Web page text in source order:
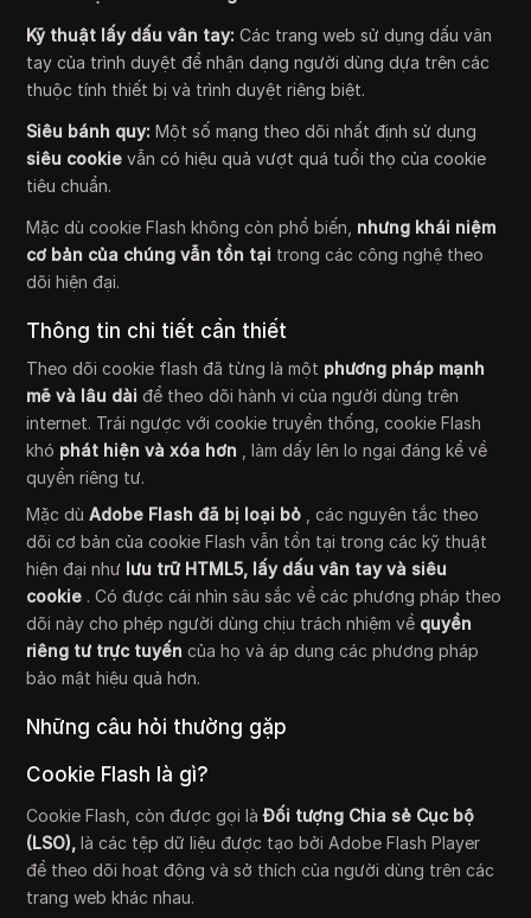
Kỹ thuật lấy dấu vân tay:Các trang web sử dụng dấu vân
tay của trình duyệt để nhận dạng người dùng dựa trên các
thuộc tính thiết bị và trình duyệt riêng biệt.
Siêu bánh quy:Một số mạng theo dõi nhất định sử dụng
siêu cookievẫn có hiệu quả vượt quá tuổi thọ của cookie
tiêu chuẩn.
Mặc dù cookie Flash không còn phổ biến, nhưng khái niệm
cơ bản của chúng vẫn tồn tại trong các công nghệ theo
dõi hiện đại.
Thông tin chi tiết cần thiết
Theo dõi cookie flash đã từng là một phương pháp mạnh
mẽ và lâu dàiđể theo dõi hành vi của người dùng trên
internet. Trái ngược với cookie truyền thống, cookie Flash
khó phát hiện và xóa hơn
, làm dấy lên lo ngại đáng kể về
quyền riêng tư.
Mặc dùAdobe Flash đã bị loại bỏ
, các nguyên tắc theo
dõi cơ bản của cookie Flash vẫn tồn tại trong các kỹ thuật
hiện đại như lưu trữ HTML5, lấy dấu vân tay và siêu
cookie . Có được cái nhìn sâu sắc về các phương pháp theo
dõi này cho phép người dùng chịu trách nhiệm về quyền
riêng tư trực tuyếncủa họ và áp dụng các phương pháp
bảo mật hiệu quả hơn.
Những câu hỏi thường gặp
Cookie Flash là gì?
Cookie Flash, còn được gọi làĐối tượng Chia sẻ Cục bộ
(LSO),là các tệp dữ liệu được tạo bởi Adobe Flash Player
để theo dõi hoạt động và sở thích của người dùng trên các
trang web khác nhau.